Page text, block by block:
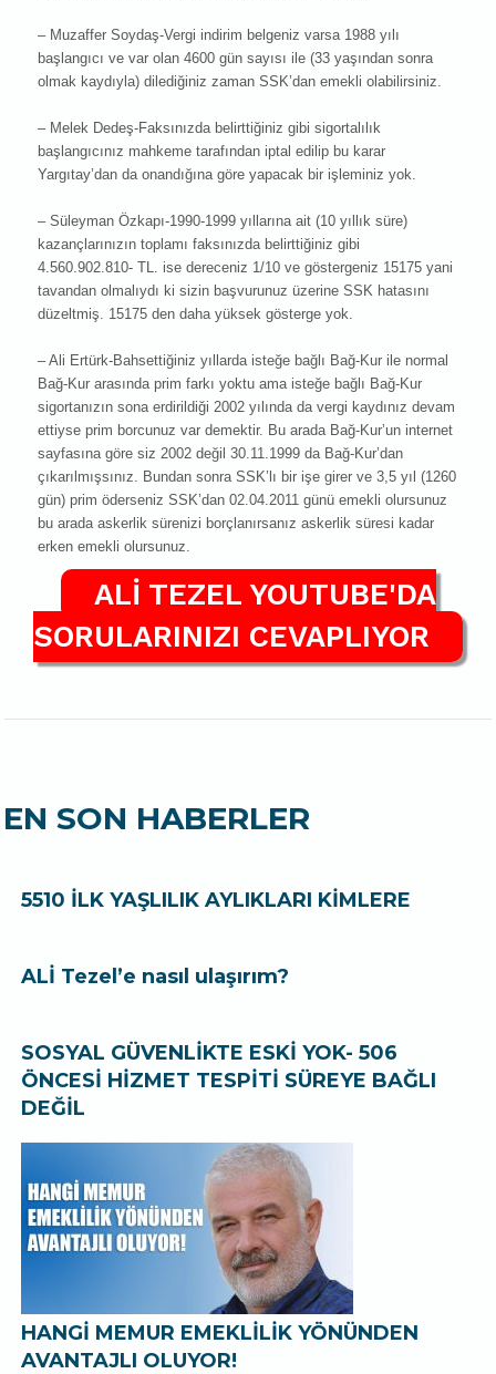
– Muzaffer Soydaş-Vergi indirim belgeniz varsa 1988 yılı
başlangıcı ve var olan 4600 gün sayısı ile (33 yaşından sonra
olmak kaydıyla) dilediğiniz zaman SSK’dan emekli olabilirsiniz.
– Melek Dedeş-Faksınızda belirttiğiniz gibi sigortalılık
başlangıcınız mahkeme tarafından iptal edilip bu karar
Yargıtay’dan da onandığına göre yapacak bir işleminiz yok.
– Süleyman Özkapı-1990-1999 yıllarına ait (10 yıllık süre)
kazançlarınızın toplamı faksınızda belirttiğiniz gibi
4.560.902.810- TL. ise dereceniz 1/10 ve göstergeniz 15175 yani
tavandan olmalıydı ki sizin başvurunuz üzerine SSK hatasını
düzeltmiş. 15175 den daha yüksek gösterge yok.
– Ali Ertürk-Bahsettiğiniz yıllarda isteğe bağlı Bağ-Kur ile normal
Bağ-Kur arasında prim farkı yoktu ama isteğe bağlı Bağ-Kur
sigortanızın sona erdirildiği 2002 yılında da vergi kaydınız devam
ettiyse prim borcunuz var demektir. Bu arada Bağ-Kur’un internet
sayfasına göre siz 2002 değil 30.11.1999 da Bağ-Kur’dan
çıkarılmışsınız. Bundan sonra SSK’lı bir işe girer ve 3,5 yıl (1260
gün) prim öderseniz SSK’dan 02.04.2011 günü emekli olursunuz
bu arada askerlik sürenizi borçlanırsanız askerlik süresi kadar
erken emekli olursunuz.
ALİ TEZEL YOUTUBE'DA
SORULARINIZI CEVAPLIYOR
EN SON HABERLER
5510 İLK YAŞLILIK AYLIKLARI KİMLERE
ALİ Tezel’e nasıl ulaşırım?
SOSYAL GÜVENLİKTE ESKİ YOK- 506
ÖNCESİ HİZMET TESPİTİ SÜREYE BAĞLI
DEĞİL
HANGİ MEMUR EMEKLİLİK YÖNÜNDEN
AVANTAJLI OLUYOR!